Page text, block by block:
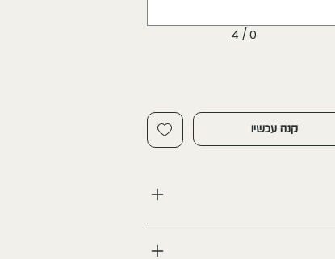
0 / 4
קנה עכשיו